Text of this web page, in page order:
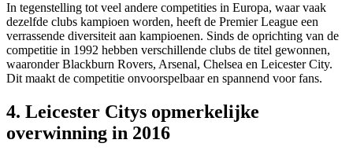
In tegenstelling tot veel andere competities in Europa, waar vaak
dezelfde clubs kampioen worden, heeft de Premier League een
verrassende diversiteit aan kampioenen. Sinds de oprichting van de
competitie in 1992 hebben verschillende clubs de titel gewonnen,
waaronder Blackburn Rovers, Arsenal, Chelsea en Leicester City.
Dit maakt de competitie onvoorspelbaar en spannend voor fans.
4. Leicester Citys opmerkelijke
overwinning in 2016